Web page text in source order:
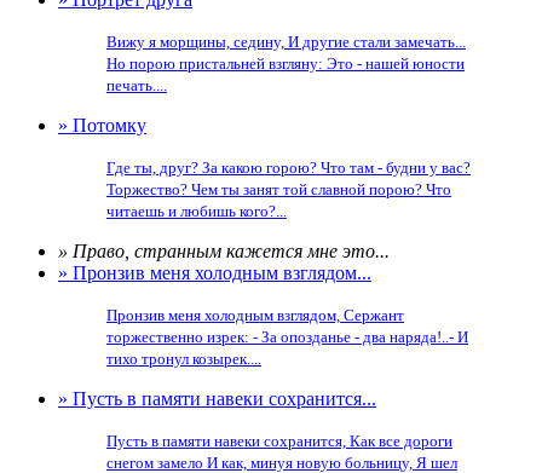
Вижу я морщины, седину, И другие стали замечать...
Но порою пристальней взгляну: Это - нашей юности
печать....
» Потомку
Где ты, друг? За какою горою? Что там - будни у вас?
Торжество? Чем ты занят той славной порою? Что
читаешь и любишь кого?...
» Право, странным кажется мне это...
» Пронзив меня холодным взглядом...
Пронзив меня холодным взглядом, Сержант
торжественно изрек: - За опозданье - два наряда!..- И
тихо тронул козырек....
» Пусть в памяти навеки сохранится...
Пусть в памяти навеки сохранится, Как все дороги
снегом замело И как, минуя новую больницу, Я шел